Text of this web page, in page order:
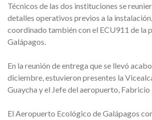
Técnicos de las dos instituciones se
detalles operativos previos a la
coordinado también con el ECU911 de la
Galápagos.
En la reunión de entrega que se llevó
diciembre, estuvieron presentes la
Guaycha y el Jefe del aeropuerto, Fabricio
El Aeropuerto Ecológico de Galápagos